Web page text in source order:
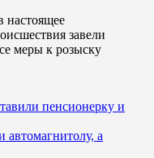
настоящее
завели
меры к розыску
пенсионерку и
автомагнитолу, а